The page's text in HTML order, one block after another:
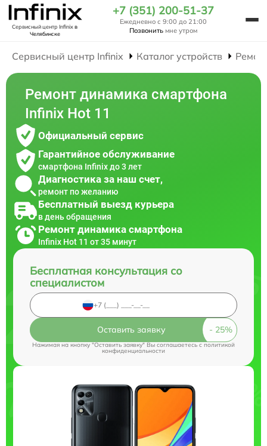
Сервисный центр Infinixв
Челябинске
+7 (351) 200-51-37
Ежедневно с 9:00 до 21:00
Позвонить мне утром
Сервисный центр Infinix Каталог устройств
Ремонт динамика смартфона
Infinix Hot 11
Официальный сервис
Гарантийное обслуживание
смартфона Infinix до 3 лет
Диагностика за наш счет,
ремонт по желанию
Бесплатный выезд курьера
в день обращения
Ремонт динамика смартфона
Infinix Hot 11 от 35 минут
Бесплатная консультация со
специалистом
Оставить заявку
Нажимая на кнопку "Оставить заявку" Вы соглашаетесь cполитикой
конфиденциальности